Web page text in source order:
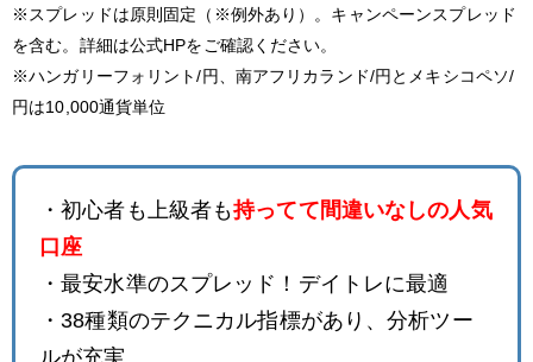
※スプレッドは原則固定（※例外あり）。キャンペーンスプレッド
を含む。詳細は公式HPをご確認ください。
※ハンガリーフォリント/円、南アフリカランド/円とメキシコペソ/
円は10,000通貨単位
・初心者も上級者も持ってて間違いなしの人気
口座
・最安水準のスプレッド！デイトレに最適
・38種類のテクニカル指標があり、分析ツー
ルが充実